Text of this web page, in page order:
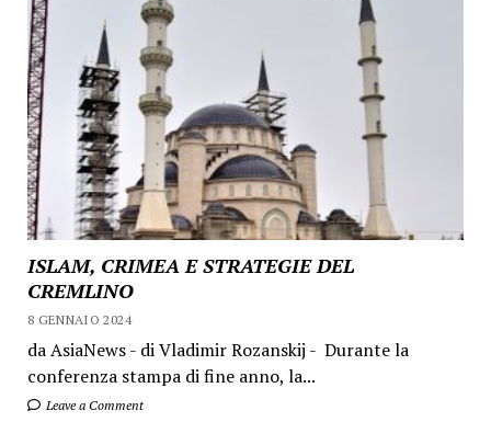
ISLAM, CRIMEA E STRATEGIE DEL
CREMLINO
8 GENNAIO 2024
da AsiaNews - di Vladimir Rozanskij - Durante la
conferenza stampa di fine anno, la...
Leave a Comment